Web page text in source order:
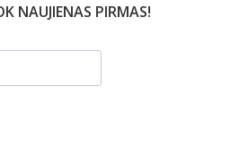
NAUJIENAS PIRMAS!